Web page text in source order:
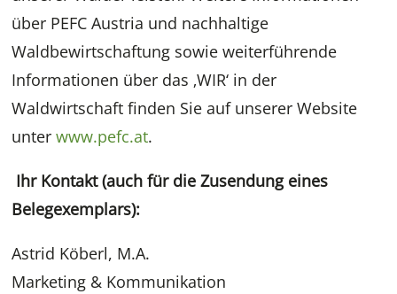
über PEFC Austria und nachhaltige
Waldbewirtschaftung sowie weiterführende
Informationen über das ‚WIR‘ in der
Waldwirtschaft finden Sie auf unserer Website
unterwww.pefc.at.
Ihr Kontakt (auch für die Zusendung eines
Belegexemplars):
Astrid Köberl, M.A.
Marketing & Kommunikation